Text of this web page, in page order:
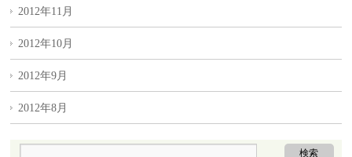
2012年11月
2012年10月
2012年9月
2012年8月